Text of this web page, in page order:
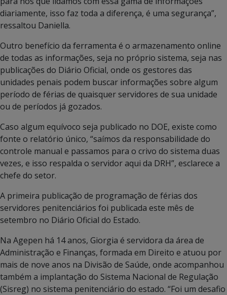
diariamente, isso faz toda a diferença, é uma segurança”,
ressaltou Daniella.
Outro benefício da ferramenta é o armazenamento online
de todas as informações, seja no próprio sistema, seja nas
publicações do Diário Oficial, onde os gestores das
unidades penais podem buscar informações sobre algum
período de férias de quaisquer servidores de sua unidade
ou de períodos já gozados.
Caso algum equívoco seja publicado no DOE, existe como
fonte o relatório único, “saímos da responsabilidade do
controle manual e passamos para o crivo do sistema duas
vezes, e isso respalda o servidor aqui da DRH”, esclarece a
chefe do setor.
A primeira publicação de programação de férias dos
servidores penitenciários foi publicada este mês de
setembro no Diário Oficial do Estado.
Na Agepen há 14 anos, Giorgia é servidora da área de
Administração e Finanças, formada em Direito e atuou por
mais de nove anos na Divisão de Saúde, onde acompanhou
também a implantação do Sistema Nacional de Regulação
(Sisreg) no sistema penitenciário do estado. “Foi um desafio